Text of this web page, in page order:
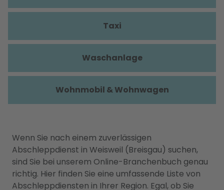
Wenn Sie nach einem zuverlässigen
Abschleppdienst in Weisweil (Breisgau) suchen,
sind Sie bei unserem Online-Branchenbuch genau
richtig. Hier finden Sie eine umfassende Liste von
Abschleppdiensten in Ihrer Region. Egal, ob Sie
Taxi
Waschanlage
Wohnmobil & Wohnwagen